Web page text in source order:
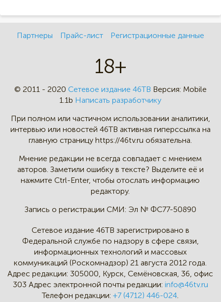
Партнеры Прайс-лист Регистрационные данные
18+
© 2011 - 2020 Сетевое издание 46ТВ Версия: Mobile
1.1b Написать разработчику
При полном или частичном использовании аналитики,
интервью или новостей 46TB активная гиперссылка на
главную страницу https://46tv.ru обязательна.
Мнение редакции не всегда совпадает с мнением
авторов. Заметили ошибку в тексте? Выделите её и
нажмите Ctrl-Enter, чтобы отослать информацию
редактору.
Запись о регистрации СМИ: Эл № ФС77-50890
Сетевое издание 46ТВ зарегистрировано в
Федеральной службе по надзору в сфере связи,
информационных технологий и массовых
коммуникаций (Роскомнадзор) 21 августа 2012 года.
Адрес редакции: 305000, Курск, Семёновская, 36, офис
303 Адрес электронной почты редакции: info@46tv.ru
Телефон редакции: +7 (4712) 446-024.